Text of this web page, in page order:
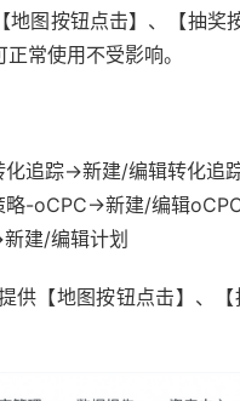
图按钮点击】、【抽奖
常使用不受影响。
追踪->新建/编辑转化追
-oCPC->新建/编辑
建/编辑计划
供【地图按钮点击】、【